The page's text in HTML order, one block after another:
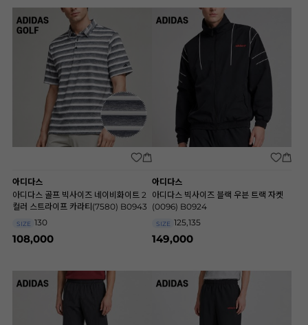
아디다스
아디다스 골프 빅사이즈 네이비화이트 2
컬러 스트라이프 카라티(7580) B0943
SIZE 130
108,000
아디다스
아디다스 빅사이즈 블랙 우븐 트랙 자켓
(0096) B0924
SIZE 125,135
149,000